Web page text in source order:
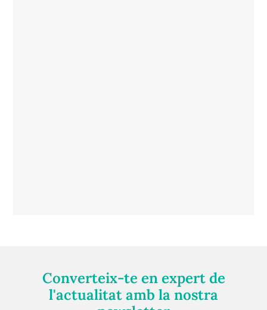
Converteix-te en expert de
l'actualitat amb la nostra